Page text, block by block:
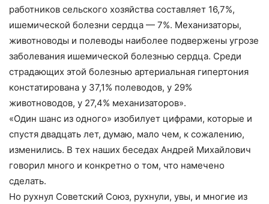
работников сельского хозяйства составляет 16,7%,
ишемической болезни сердца — 7%. Механизаторы,
животноводы и полеводы наиболее подвержены угрозе
заболевания ишемической болезнью сердца. Среди
страдающих этой болезнью артериальная гипертония
констатирована у 37,1% полеводов, у 29%
животноводов, у 27,4% механизаторов».
«Один шанс из одного» изобилует цифрами, которые и
спустя двадцать лет, думаю, мало чем, к сожалению,
изменились. В тех наших беседах Андрей Михайлович
говорил много и конкретно о том, что намечено
сделать.
Но рухнул Советский Союз, рухнули, увы, и многие из